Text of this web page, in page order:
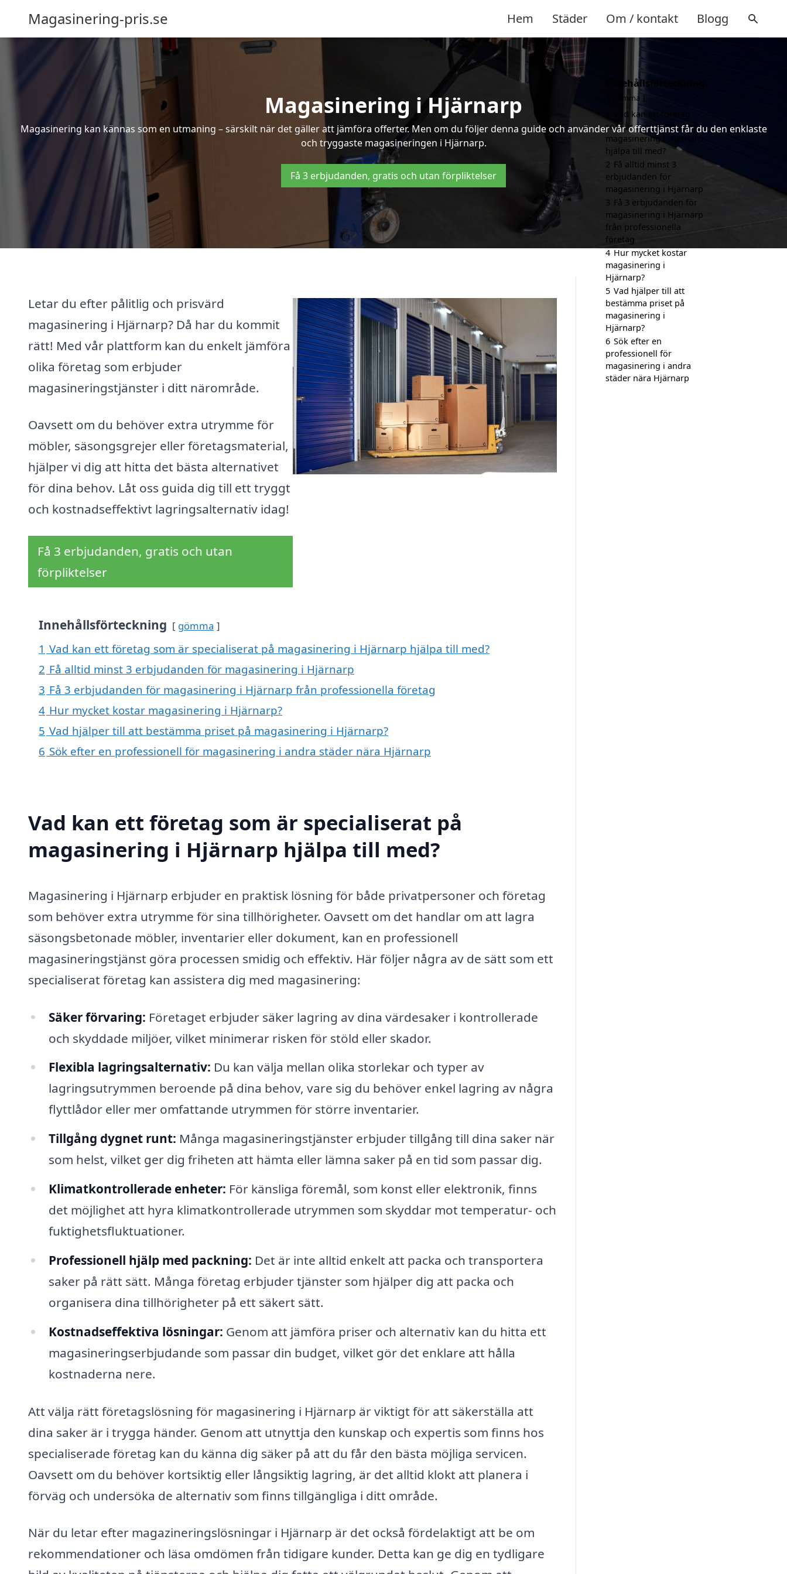
Magasinering-pris.se Hem Städer Om / kontakt Blogg
Magasinering i Hjärnarp
Magasinering kan kännas som en utmaning – särskilt när det gäller att jämföra offerter. Men om du följer denna guide och använder vår offerttjänst får du den enklaste
och tryggaste magasineringen i Hjärnarp.
Få 3 erbjudanden, gratis och utan förpliktelser
Letar du efter pålitlig och prisvärd
magasinering i Hjärnarp? Då har du kommit
rätt! Med vår plattform kan du enkelt jämföra
olika företag som erbjuder
magasineringstjänster i ditt närområde.
Oavsett om du behöver extra utrymme för
möbler, säsongsgrejer eller företagsmaterial,
hjälper vi dig att hitta det bästa alternativet
för dina behov. Låt oss guida dig till ett tryggt
och kostnadseffektivt lagringsalternativ idag!
Få 3 erbjudanden, gratis och utan
förpliktelser
Innehållsförteckning gömma
1 Vad kan ett företag som är specialiserat på magasinering i Hjärnarp hjälpa till med?
2 Få alltid minst 3 erbjudanden för magasinering i Hjärnarp
3 Få 3 erbjudanden för magasinering i Hjärnarp från professionella företag
4 Hur mycket kostar magasinering i Hjärnarp?
5 Vad hjälper till att bestämma priset på magasinering i Hjärnarp?
6 Sök efter en professionell för magasinering i andra städer nära Hjärnarp
Vad kan ett företag som är specialiserat på
magasinering i Hjärnarp hjälpa till med?
Magasinering i Hjärnarp erbjuder en praktisk lösning för både privatpersoner och företag
som behöver extra utrymme för sina tillhörigheter. Oavsett om det handlar om att lagra
säsongsbetonade möbler, inventarier eller dokument, kan en professionell
magasineringstjänst göra processen smidig och effektiv. Här följer några av de sätt som ett
specialiserat företag kan assistera dig med magasinering:
Säker förvaring: Företaget erbjuder säker lagring av dina värdesaker i kontrollerade
och skyddade miljöer, vilket minimerar risken för stöld eller skador.
Flexibla lagringsalternativ: Du kan välja mellan olika storlekar och typer av
lagringsutrymmen beroende på dina behov, vare sig du behöver enkel lagring av några
flyttlådor eller mer omfattande utrymmen för större inventarier.
Tillgång dygnet runt: Många magasineringstjänster erbjuder tillgång till dina saker när
som helst, vilket ger dig friheten att hämta eller lämna saker på en tid som passar dig.
Klimatkontrollerade enheter: För känsliga föremål, som konst eller elektronik, finns
det möjlighet att hyra klimatkontrollerade utrymmen som skyddar mot temperatur- och
fuktighetsfluktuationer.
Professionell hjälp med packning: Det är inte alltid enkelt att packa och transportera
saker på rätt sätt. Många företag erbjuder tjänster som hjälper dig att packa och
organisera dina tillhörigheter på ett säkert sätt.
Kostnadseffektiva lösningar: Genom att jämföra priser och alternativ kan du hitta ett
magasineringserbjudande som passar din budget, vilket gör det enklare att hålla
kostnaderna nere.
Att välja rätt företagslösning för magasinering i Hjärnarp är viktigt för att säkerställa att
dina saker är i trygga händer. Genom att utnyttja den kunskap och expertis som finns hos
specialiserade företag kan du känna dig säker på att du får den bästa möjliga servicen.
Oavsett om du behöver kortsiktig eller långsiktig lagring, är det alltid klokt att planera i
förväg och undersöka de alternativ som finns tillgängliga i ditt område.
När du letar efter magazineringslösningar i Hjärnarp är det också fördelaktigt att be om
rekommendationer och läsa omdömen från tidigare kunder. Detta kan ge dig en tydligare
Innehållsförteckning
gömma
Vad kan ett företag
som är specialiserat på
magasinering i Hjärnarp
hjälpa till med?
2 Få alltid minst 3
erbjudanden för
magasinering i Hjärnarp
3 Få 3 erbjudanden för
magasinering i Hjärnarp
från professionella
företag
4 Hur mycket kostar
magasinering i
Hjärnarp?
5 Vad hjälper till att
bestämma priset på
magasinering i
Hjärnarp?
6 Sök efter en
professionell för
magasinering i andra
städer nära Hjärnarp